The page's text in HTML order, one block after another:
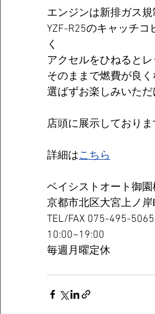
エンジンは新排ガス
YZF-R25のキャッチ
く
アクセルをひねると
そのままで燃費が良
選ばずお楽しみいただ
店頭に展示しており
詳細はこちら
ベイシストオート御園
京都市北区大宮上ノ
TEL/FAX 075-495-5065
10:00~19:00
毎週月曜定休